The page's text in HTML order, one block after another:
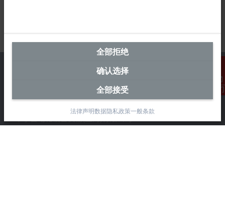
联系我们
中国区总部
全部拒绝
确认选择
全部接受
法律声明数据隐私政策一般条款